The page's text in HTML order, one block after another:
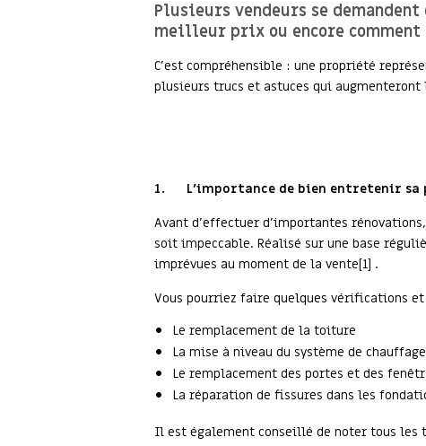
Plusieurs vendeurs se
meilleur prix ou encore
C’est compréhensible : une propriété
plusieurs trucs et astuces qui
1. L’importance de bien entretenir
Avant d'effectuer d’importantes
soit impeccable. Réalisé sur une base
imprévues au moment de la vente[1] .
Vous pourriez faire quelques vérifications
Le remplacement de la toiture
La mise à niveau du système de
Le remplacement des portes et des
La réparation de fissures dans les
Il est également conseillé de noter tous